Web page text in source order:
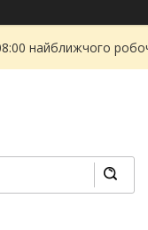
найближчого